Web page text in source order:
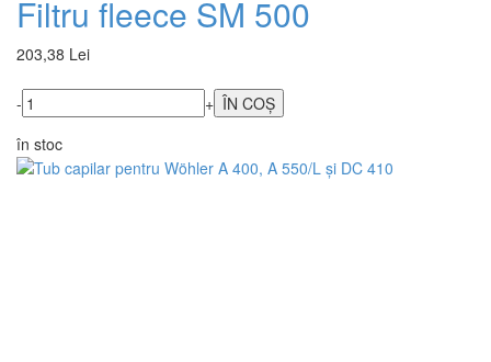
Filtru fleece SM 500
203,38 Lei
-
+
în stoc